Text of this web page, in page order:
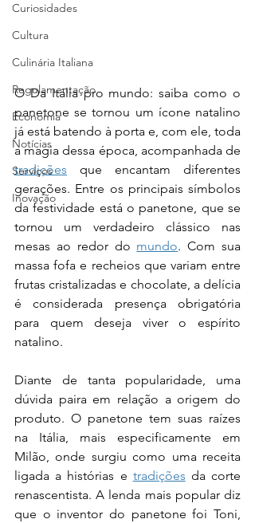
Curiosidades
Cultura
Culinária Italiana
Regulamentação
Economia
Notícias
Serviços
Inovação
O Da Itália pro mundo: saiba como o
panetone se tornou um ícone natalino
já está batendo à porta e, com ele, toda
tradições que encantam diferentes
gerações. Entre os principais símbolos
da festividade está o panetone, que se
tornou um verdadeiro clássico nas
mesas ao redor do mundo. Com sua
massa fofa e recheios que variam entre
frutas cristalizadas e chocolate, a delícia
é considerada presença obrigatória
para quem deseja viver o espírito
natalino.
Diante de tanta popularidade, uma
dúvida paira em relação a origem do
produto. O panetone tem suas raízes
na Itália, mais especificamente em
Milão, onde surgiu como uma receita
ligada a histórias e tradições da corte
renascentista. A lenda mais popular diz
que o inventor do panetone foi Toni,